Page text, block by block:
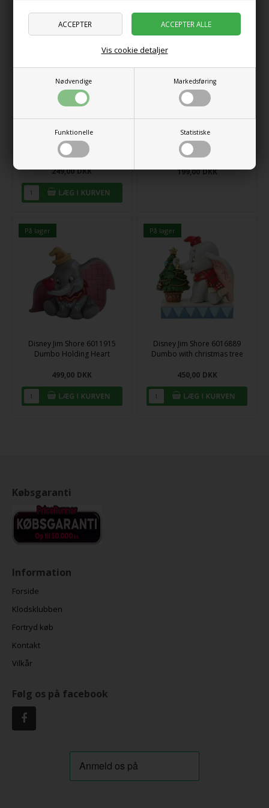
Nødvendige Markedsføring
Funktionelle Statistiske
Vis cookie detaljer
Disney Jim Shore 6008985
Dumbo As A Reindeer
249,00 DKK
Ikke på lager
Disney Jim Shore 6010889
Timothy Mouse Mini
199,00 DKK
På lager
Disney Jim Shore 6011915
Dumbo Holding Heart
499,00 DKK
På lager
Disney Jim Shore 6016889
Dumbo with christmas tree
450,00 DKK
Købsgaranti
Information
Forside
Klodsklubben
Fortryd køb
Kontakt
Vilkår
Følg os på facebook